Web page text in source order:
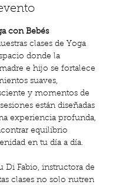
con Bebés
clases de Yoga
donde la
e hijo se fortalece
suaves,
y momentos de
están diseñadas
experiencia profunda,
equilibrio
en tu día a día.
Di Fabio, instructora de
clases no solo nutren